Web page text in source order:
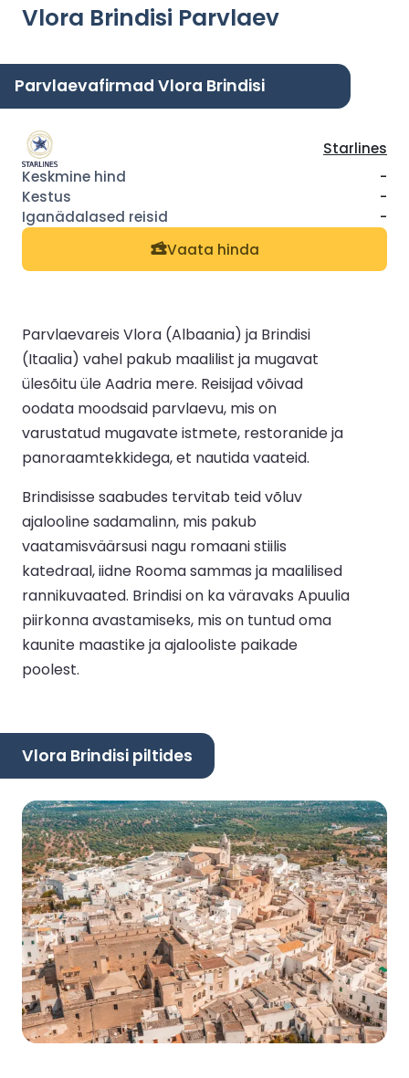
Vlora Brindisi Parvlaev
Parvlaevafirmad Vlora Brindisi
Starlines
-
-
-
Vaata hinda
Parvlaevareis Vlora (Albaania) ja Brindisi
(Itaalia) vahel pakub maalilist ja mugavat
ülesõitu üle Aadria mere. Reisijad võivad
oodata moodsaid parvlaevu, mis on
varustatud mugavate istmete, restoranide ja
panoraamtekkidega, et nautida vaateid.
Brindisisse saabudes tervitab teid võluv
ajalooline sadamalinn, mis pakub
vaatamisväärsusi nagu romaani stiilis
katedraal, iidne Rooma sammas ja maalilised
rannikuvaated. Brindisi on ka väravaks Apuulia
piirkonna avastamiseks, mis on tuntud oma
kaunite maastike ja ajalooliste paikade
poolest.
Vlora Brindisi piltides